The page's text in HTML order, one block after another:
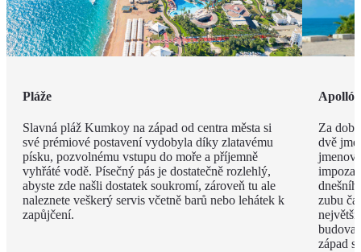
Pláže
Slavná pláž Kumkoy na západ od centra města si
své prémiové postavení vydobyla díky zlatavému
písku, pozvolnému vstupu do moře a příjemně
vyhřáté vodě. Písečný pás je dostatečně rozlehlý,
abyste zde našli dostatek soukromí, zároveň tu ale
naleznete veškerý servis včetně barů nebo lehátek k
zapůjčení.
Za dob
dvě
zubu
největší
budova
západ